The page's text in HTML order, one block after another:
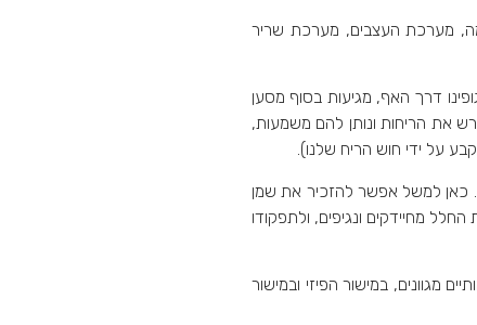
מערכת העצבים, מערכת שריר
דרך האף, מגיעות בסוף מסען
את הריחות ונותן להם משמעות,
כאן למשל אפשר להזכיר את שמן
מחיידקים ונגיפים, ולתפקודו
מגוונים, במישור הפיזי ובמישור